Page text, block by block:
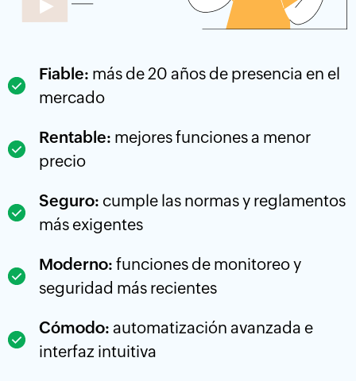
Fiable: más de 20 años de presencia en el
mercado
Rentable: mejores funciones a menor
precio
Seguro: cumple las normas y reglamentos
más exigentes
Moderno: funciones de monitoreo y
seguridad más recientes
Cómodo: automatización avanzada e
interfaz intuitiva